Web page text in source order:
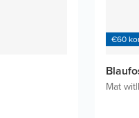
€60
Mat wit|